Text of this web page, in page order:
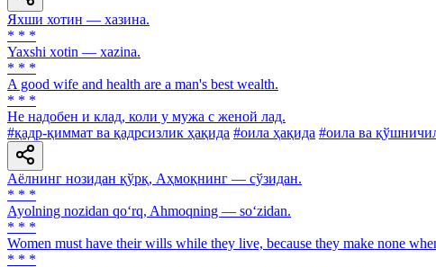
Яхши хотин — хазина.
* * *
Yaxshi xotin — xazina.
* * *
A good wife and health are a man's best wealth.
* * *
He надобен и клад, коли у мужа с женой лад.
#қадр-қиммат ва қадрсизлик ҳақида #оила ҳақида #оила ва
Аёлнинг нозидан қўрқ, Аҳмоқнинг — сўзидан.
* * *
Ayolning nozidan qo‘rq, Ahmoqning — so‘zidan.
* * *
Women must have their wills while they live, because they make none
* * *